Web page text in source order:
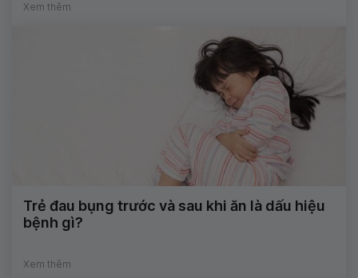
Xem thêm
Trẻ đau bụng trước và sau khi ăn là dấu hiệu
bệnh gì?
Xem thêm